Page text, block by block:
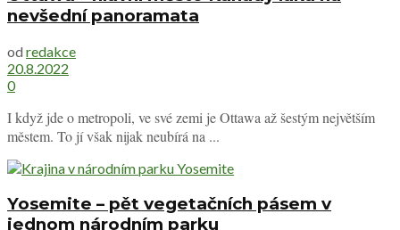
nevšední panoramata
od redakce
20.8.2022
0
I když jde o metropoli, ve své zemi je Ottawa až šestým největším
městem. To jí však nijak neubírá na ...
Yosemite – pět vegetačních pásem v
jednom národním parku